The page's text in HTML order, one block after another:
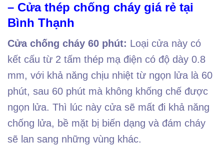
– Cửa thép chống cháy giá rẻ tại
Bình Thạnh
Cửa chống cháy 60 phút: Loại cửa này có
kết cấu từ 2 tấm thép mạ điện có độ dày 0.8
mm, với khả năng chịu nhiệt từ ngọn lửa là 60
phút, sau 60 phút mà không khống chế được
ngọn lửa. Thì lúc này cửa sẽ mất đi khả năng
chống lửa, bề mặt bị biến dạng và đám cháy
sẽ lan sang những vùng khác.